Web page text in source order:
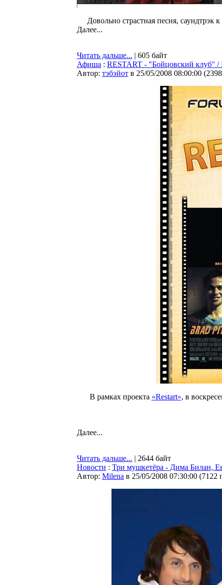
Довольно страстная песня,
Далее...
Читать дальше... | 605 байт
Афиша : RESTART - "Бойцовский клуб" /
Автор: тэбэйот в 25/05/2008 08:00:00 (
В рамках проекта «Restart», в
Далее...
Читать дальше... | 2644 байт
Новости : Три мушкетёра - Дима Билан,
Автор: Milena в 25/05/2008 07:30:00 (7122